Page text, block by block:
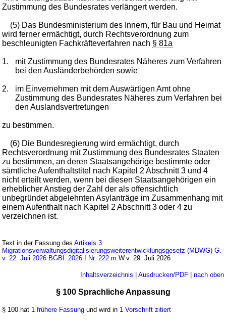
Zustimmung des Bundesrates verlängert werden.
(5) Das Bundesministerium des Innern, für Bau und Heimat
wird ferner ermächtigt, durch Rechtsverordnung zum
beschleunigten Fachkräfteverfahren nach § 81a
1.
mit Zustimmung des Bundesrates Näheres zum Verfahren
bei den Ausländerbehörden sowie
2.
im Einvernehmen mit dem Auswärtigen Amt ohne
Zustimmung des Bundesrates Näheres zum Verfahren bei
den Auslandsvertretungen
zu bestimmen.
(6) Die Bundesregierung wird ermächtigt, durch
Rechtsverordnung mit Zustimmung des Bundesrates Staaten
zu bestimmen, an deren Staatsangehörige bestimmte oder
sämtliche Aufenthaltstitel nach Kapitel 2 Abschnitt 3 und 4
nicht erteilt werden, wenn bei diesen Staatsangehörigen ein
erheblicher Anstieg der Zahl der als offensichtlich
unbegründet abgelehnten Asylanträge im Zusammenhang mit
einem Aufenthalt nach Kapitel 2 Abschnitt 3 oder 4 zu
verzeichnen ist.
Text in der Fassung desArtikels 3
Migrationsverwaltungsdigitalisierungsweiterentwicklungsgesetz (MDWG) G.
v. 22. Juli 2026 BGBl. 2026 I Nr. 222 m.W.v. 29. Juli 2026
Inhaltsverzeichnis Ausdrucken/PDF| nach oben
§ 100 Sprachliche Anpassung
§ 100 hat 1 frühere Fassung und wird in 1 Vorschrift zitiert